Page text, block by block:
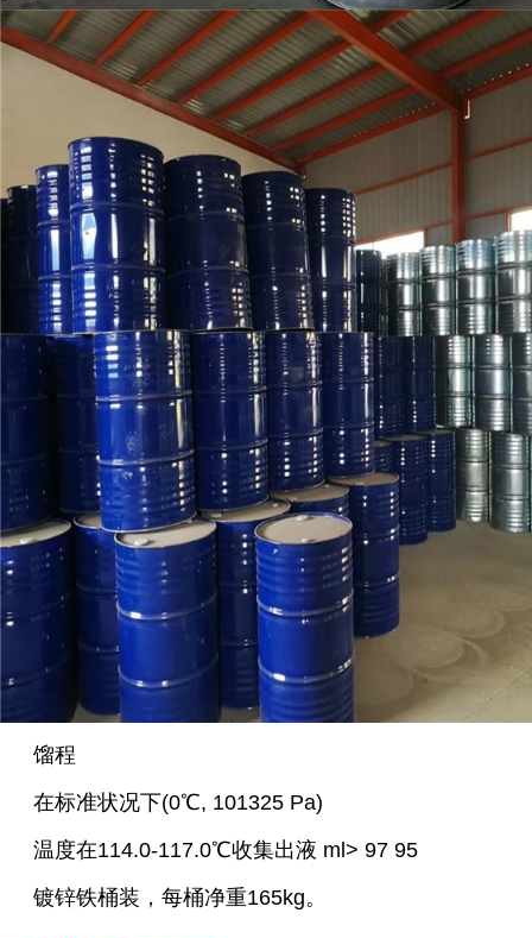
馏程
在标准状况下(0℃, 101325 Pa)
温度在114.0-117.0℃收集出液 ml> 97 95
镀锌铁桶装，每桶净重165kg。